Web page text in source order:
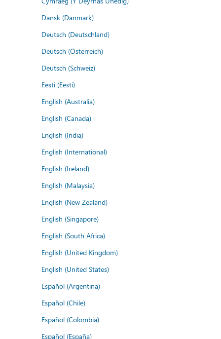
Dansk (Danmark)
Deutsch (Deutschland)
Deutsch (Österreich)
Deutsch (Schweiz)
Eesti (Eesti)
English (Australia)
English (Canada)
English (India)
English (International)
English (Ireland)
English (Malaysia)
English (New Zealand)
English (Singapore)
English (South Africa)
English (United Kingdom)
English (United States)
Español (Argentina)
Español (Chile)
Español (Colombia)
Español (España)